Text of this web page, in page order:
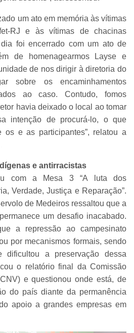
um ato em memória às vítimas
RJ e às vítimas de chacinas
dia foi encerrado com um ato de
de homenagearmos Layse e
de nos dirigir à diretoria do
sobre os encaminhamentos
ao caso. Contudo, fomos
havia deixado o local ao tomar
intenção de procurá-lo, o que
os e as participantes”, relatou a
e antirracistas
com a Mesa 3 “A luta dos
Verdade, Justiça e Reparação”.
de Medeiros ressaltou que a
um desafio inacabado.
a repressão ao campesinato
por mecanismos formais, sendo
a preservação dessa
o relatório final da Comissão
e questionou onde está, de
do país diante da permanência
apoio a grandes empresas em